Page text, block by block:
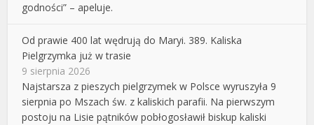
godności” – apeluje.
Od prawie 400 lat wędrują do Maryi. 389. Kaliska
Pielgrzymka już w trasie
9 sierpnia 2026
Najstarsza z pieszych pielgrzymek w Polsce wyruszyła 9
sierpnia po Mszach św. z kaliskich parafii. Na pierwszym
postoju na Lisie pątników pobłogosławił biskup kaliski